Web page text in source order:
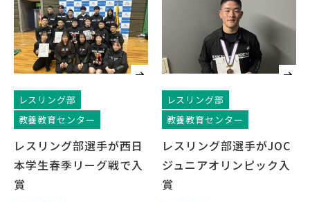
お問い合わせ
資料請求
寄附のお願い
情報公開
採用情報
関連リンク
個人情報保護方針
レスリング部
教養教育センター
レスリング部選手が西日
本学生春季リーグ戦で入
賞
レスリング部
教養教育センター
レスリング部選手がJOC
ジュニアオリンピック入
賞